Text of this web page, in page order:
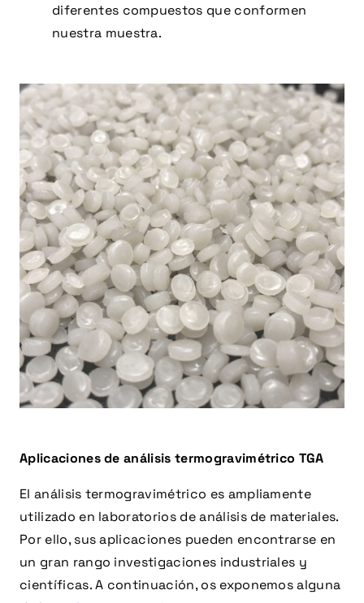
diferentes compuestos que conformen
nuestra muestra.
Aplicaciones de análisis termogravimétrico TGA
El análisis termogravimétrico es ampliamente
utilizado en laboratorios de análisis de materiales.
Por ello, sus aplicaciones pueden encontrarse en
un gran rango investigaciones industriales y
científicas. A continuación, os exponemos alguna